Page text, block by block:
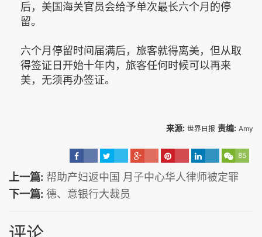
后，美国海关官员会给予单次最长六个月的停
留。
六个月停留时间届满后，旅客就得离美，但从取
得签证日开始十年内，旅客任何时候可以再来
美，无须再办签证。
来源: 世界日报 责编: Amy
85
上一篇: 帮助产妇返中国 月子中心华人律师被定罪
下一篇: 德、意银行大裁员